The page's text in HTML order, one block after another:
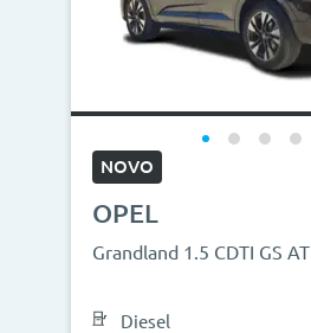
Modelos
Nº de lugares
Outros critérios
NOVO
OPEL
Grandland 1.5 CDTI GS AT
Diesel